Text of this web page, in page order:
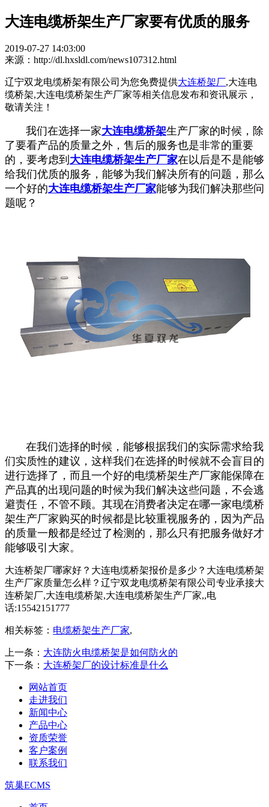
大连电缆桥架生产厂家要有优质的服务
2019-07-27 14:03:00
来源：http://dl.hxsldl.com/news107312.html
辽宁双龙电缆桥架有限公司为您免费提供大连桥架厂,大连电
缆桥架,大连电缆桥架生产厂家等相关信息发布和资讯展示，
敬请关注！
我们在选择一家大连电缆桥架生产厂家的时候，除
了要看产品的质量之外，售后的服务也是非常的重要
的，要考虑到 大连电缆桥架生产厂家在以后是不是能够
给我们优质的服务，能够为我们解决所有的问题，那么
一个好的大连电缆桥架生产厂家能够为我们解决那些问
题呢？
在我们选择的时候，能够根据我们的实际需求给我
们实质性的建议，这样我们在选择的时候就不会盲目的
进行选择了，而且一个好的电缆桥架生产厂家能保障在
产品真的出现问题的时候为我们解决这些问题，不会逃
避责任，不管不顾。其现在消费者决定在哪一家电缆桥
架生产厂家购买的时候都是比较重视服务的，因为产品
的质量一般都是经过了检测的，那么只有把服务做好才
能够吸引大家。
大连桥架厂哪家好？大连电缆桥架报价是多少？大连电缆桥架
生产厂家质量怎么样？辽宁双龙电缆桥架有限公司专业承接大
连桥架厂,大连电缆桥架,大连电缆桥架生产厂家,,电
话:15542151777
相关标签： 电缆桥架生产厂家,
上一条： 大连防火电缆桥架是如何防火的
下一条： 大连桥架厂的设计标准是什么
网站首页
走进我们
新闻中心
产品中心
资质荣誉
客户案例
联系我们
筑巢ECMS